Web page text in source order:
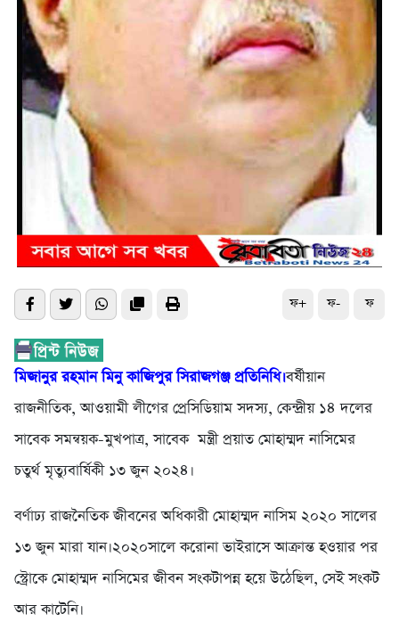
ফ+ ফ- ফ
মিজানুর রহমান মিনু কাজিপুর সিরাজগঞ্জ প্রতিনিধি।বর্ষীয়ান
রাজনীতিক, আওয়ামী লীগের প্রেসিডিয়াম সদস্য, কেন্দ্রীয় ১৪ দলের
সাবেক সমন্বয়ক-মুখপাত্র, সাবেক মন্ত্রী প্রয়াত মোহাম্মদ নাসিমের
চতুর্থ মৃত্যুবার্ষিকী ১৩ জুন ২০২৪।
বর্ণাঢ্য রাজনৈতিক জীবনের অধিকারী মোহাম্মদ নাসিম ২০২০ সালের
১৩ জুন মারা যান।২০২০সালে করোনা ভাইরাসে আক্রান্ত হওয়ার পর
স্ট্রোকে মোহাম্মদ নাসিমের জীবন সংকটাপন্ন হয়ে উঠেছিল, সেই সংকট
আর কাটেনি।